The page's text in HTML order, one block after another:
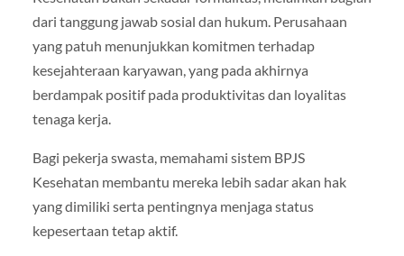
dari tanggung jawab sosial dan hukum. Perusahaan
yang patuh menunjukkan komitmen terhadap
kesejahteraan karyawan, yang pada akhirnya
berdampak positif pada produktivitas dan loyalitas
tenaga kerja.
Bagi pekerja swasta, memahami sistem BPJS
Kesehatan membantu mereka lebih sadar akan hak
yang dimiliki serta pentingnya menjaga status
kepesertaan tetap aktif.